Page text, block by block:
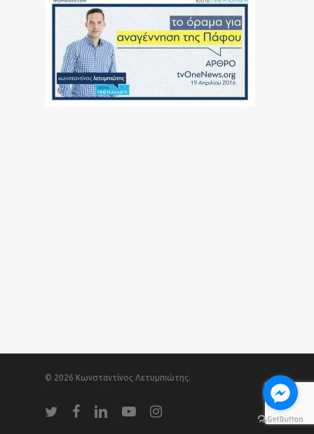
© 2026 Κωνσταντίνος Λετυμπιώτης.
twitter facebooklinkedin youtube instagram